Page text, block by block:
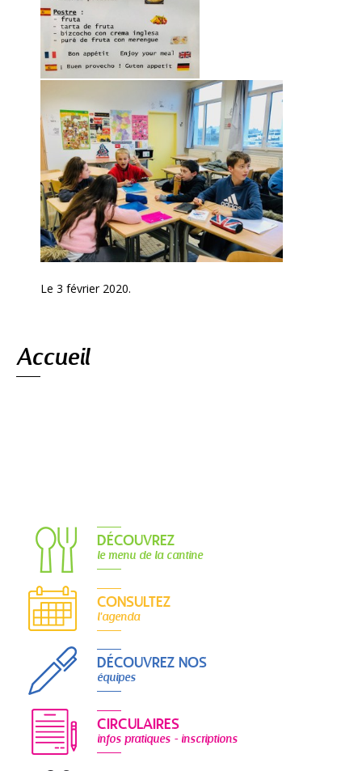
Le 3 février 2020.
Accueil
DÉCOUVREZ
le menu de la cantine
CONSULTEZ
l'agenda
DÉCOUVREZ NOS
équipes
CIRCULAIRES
infos pratiques - inscriptions